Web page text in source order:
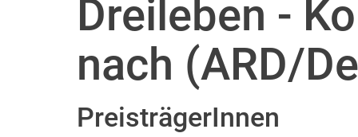
Dreileben -
nach (ARD/
PreisträgerInnen